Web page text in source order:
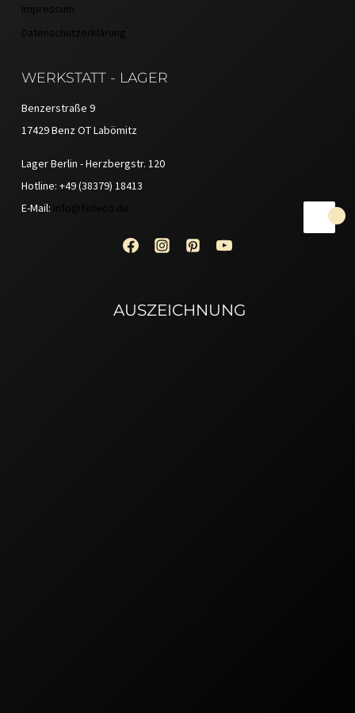
Impressum
Datenschutzerklärung
WERKSTATT - LAGER
Benzerstraße 9
17429 Benz OT Labömitz
Lager Berlin - Herzbergstr. 120
Hotline: +49 (38379) 18413
E-Mail:
AUSZEICHNUNG